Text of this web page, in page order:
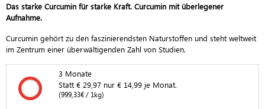
Das starke Curcumin für starke Kraft. Curcumin mit überlegener
Aufnahme.
Curcumin gehört zu den faszinierendsten Naturstoffen und steht weltweit
im Zentrum einer überwältigenden Zahl von Studien.
3 Monate
3 Monate
Statt € 29,97 nur € 14,99 je Monat.
(999,33€ / 1kg)